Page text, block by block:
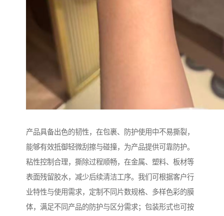
产品具备出色的韧性，在包裹、防护使用中不易撕裂，
能够有效抵御轻微刮擦与碰撞，为产品提供可靠防护。
粘性控制合理，撕除过程顺畅，在金属、塑料、板材等
表面残留胶水，减少后续清洁工序。我们可根据客户行
业特性与使用需求，定制不同片数规格、多样色彩的膜
体，满足不同产品的防护与区分需求；包装形式也可按